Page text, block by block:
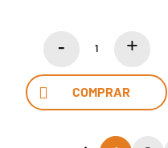
COMPRAR